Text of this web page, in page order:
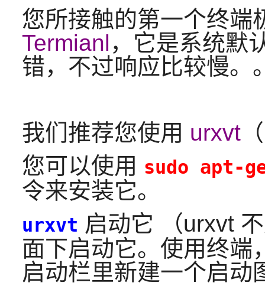
您所接触的第一个终端
Termianl ，它是系统默
错，不过响应比较慢。
我们推荐您使用 urxvt（
您可以使用 sudo apt-
令来安装它。
urxvt 启动它 （urxvt
面下启动它。使用终端
启动栏里新建一个启动